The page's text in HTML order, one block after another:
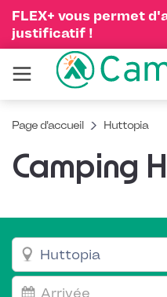
FLEX+ vous permet
justificatif !
Page d'accueil Huttopia
Camping